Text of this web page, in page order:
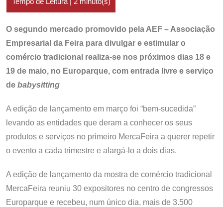
O segundo mercado promovido pela AEF – Associação
Empresarial da Feira para divulgar e estimular o
comércio tradicional realiza-se nos próximos dias 18 e
19 de maio, no Europarque, com entrada livre e serviço
de babysitting
A edição de lançamento em março foi “bem-sucedida”
levando as entidades que deram a conhecer os seus
produtos e serviços no primeiro MercaFeira a querer repetir
o evento a cada trimestre e alargá-lo a dois dias.
A edição de lançamento da mostra de comércio tradicional
MercaFeira reuniu 30 expositores no centro de congressos
Europarque e recebeu, num único dia, mais de 3.500